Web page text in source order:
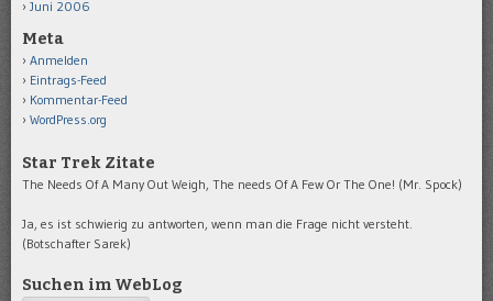
Juni 2006
Meta
Anmelden
Eintrags-Feed
Kommentar-Feed
WordPress.org
Star Trek Zitate
The Needs Of A Many Out Weigh, The needs Of A Few Or The One! (Mr. Spock)
Ja, es ist schwierig zu antworten, wenn man die Frage nicht versteht.
(Botschafter Sarek)
Suchen im WebLog